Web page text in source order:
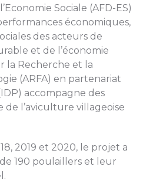
Sociale (AFD-ES)
économiques,
des acteurs de
et de l’économie
la Recherche et la
(ARFA) en partenariat
accompagne des
de l’aviculture villageoise
2019 et 2020, le projet a
190 poulaillers et leur